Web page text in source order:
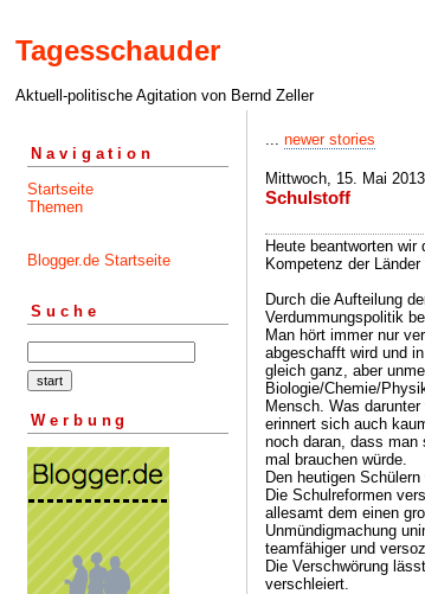
Tagesschauder
Aktuell-politische Agitation von Bernd Zeller
Navigation
Startseite
Themen
Blogger.de Startseite
Suche
Werbung
... newer stories
Mittwoch, 15. Mai 2013
Schulstoff
Heute beantworten
Kompetenz der
Durch die Aufteilung
Verdummungspolitik
Man hört immer nur
abgeschafft wird und
gleich ganz, aber
Biologie/Chemie/
Mensch. Was
erinnert sich auch
noch daran, dass
mal brauchen würde.
Den heutigen
Die Schulreformen
allesamt dem einen
Unmündigmachung
teamfähiger und
Die Verschwörung
verschleiert.